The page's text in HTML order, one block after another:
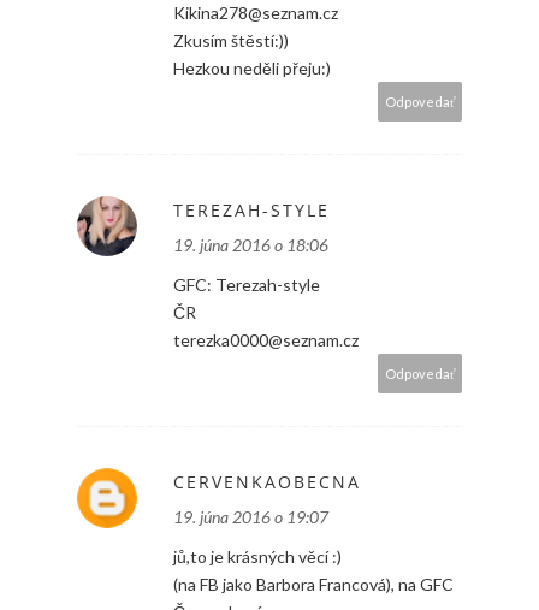
Kikina278@seznam.cz
Zkusím štěstí:))
Hezkou neděli přeju:)
Odpovedať
TEREZAH-STYLE
19. júna 2016 o 18:06
GFC: Terezah-style
ČR
terezka0000@seznam.cz
Odpovedať
CERVENKAOBECNA
19. júna 2016 o 19:07
jů,to je krásných věcí :)
(na FB jako Barbora Francová), na GFC